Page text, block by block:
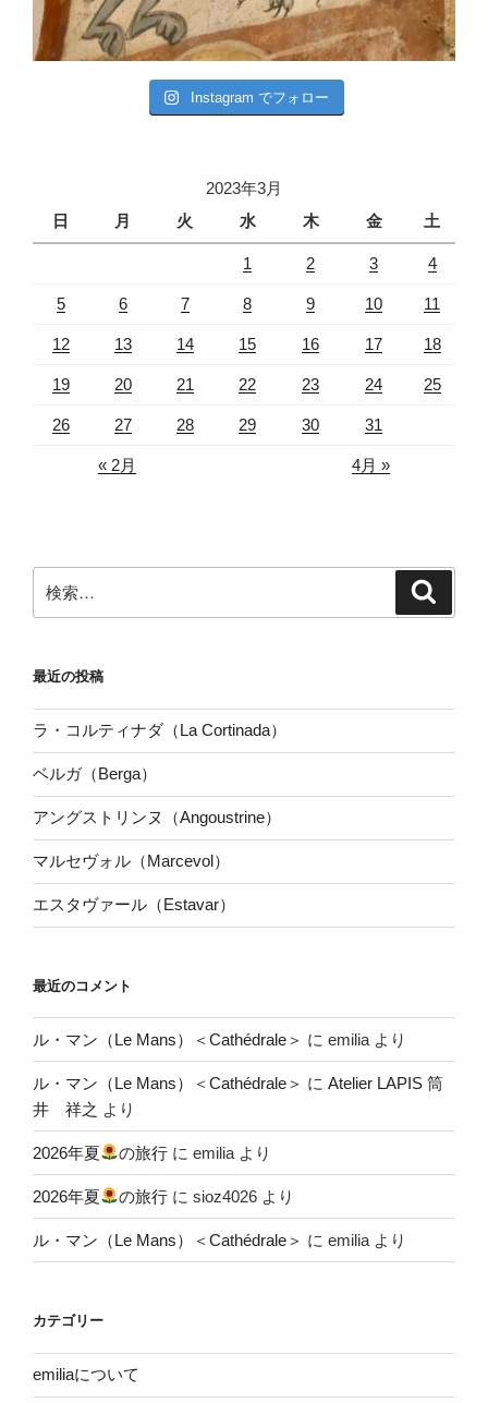
Instagram でフォロー
2023年3月
日
月 火 水 木 金 土
1 2 3 4
5 6 7 8 9 10 11
12 13 14 15 16 17 18
19 20 21 22 23 24 25
26 27 28 29 30 31
« 2月 4月 »
索:
最近の投稿
ラ・コルティナダ（La Cortinada）
ベルガ（Berga）
アングストリンヌ（Angoustrine）
マルセヴォル（Marcevol）
エスタヴァール（Estavar）
最近のコメント
ル・マン（Le Mans）＜Cathédrale＞ に emilia より
ル・マン（Le Mans）＜Cathédrale＞ に Atelier LAPIS 筒
井 祥之 より
2026年夏 の旅行 にemilia より
2026年夏 の旅行 にsioz4026 より
ル・マン（Le Mans）＜Cathédrale＞ に emilia より
カテゴリー
emiliaについて